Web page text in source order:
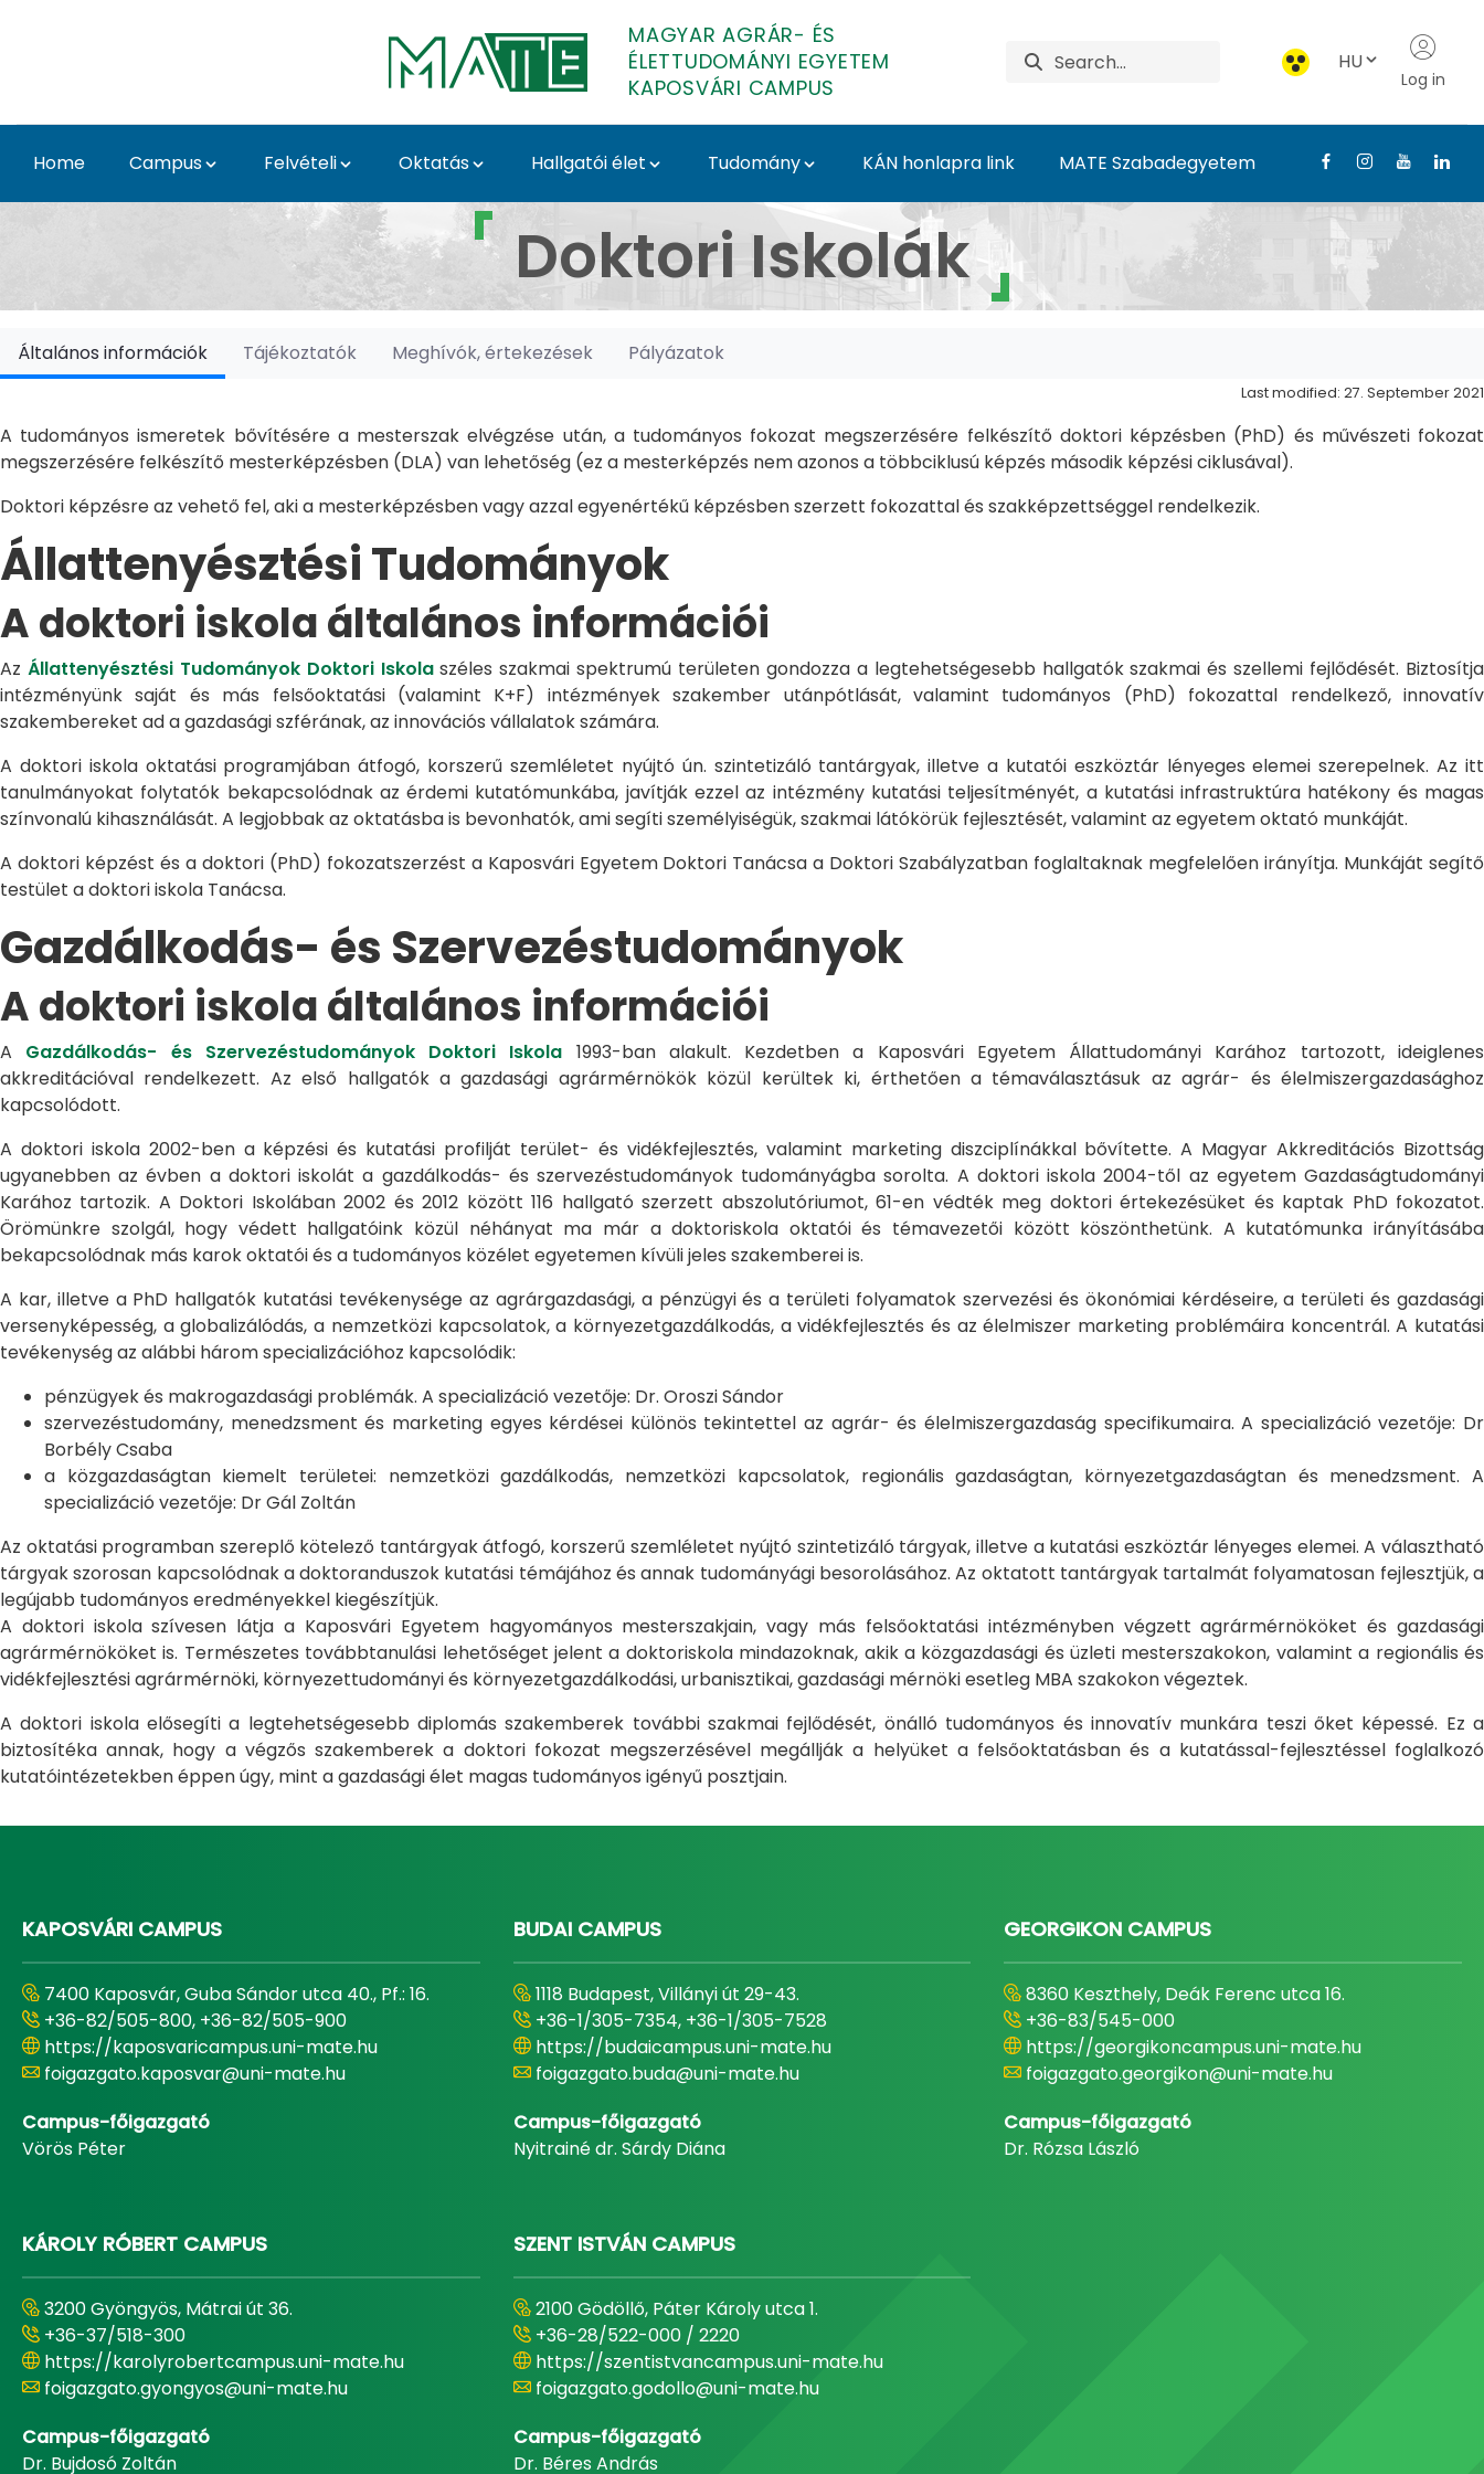
MAGYAR AGRÁR- ÉS
ÉLETTUDOMÁNYI EGYETEM
KAPOSVÁRI CAMPUS
HU
Log in
Home Campus Felvételi Oktatás Hallgatói élet Tudomány KÁN honlapra link MATE Szabadegyetem
Doktori Iskolák - Kaposvári Campus
Doktori Iskolák
Általános információk Tájékoztatók Meghívók, értekezések Pályázatok
Last modified: 27. September 2021
A tudományos ismeretek bővítésére a mesterszak elvégzése után, a tudományos fokozat megszerzésére felkészítő doktori képzésben (PhD) és művészeti fokozat
megszerzésére felkészítő mesterképzésben (DLA) van lehetőség (ez a mesterképzés nem azonos a többciklusú képzés második képzési ciklusával).
Doktori képzésre az vehető fel, aki a mesterképzésben vagy azzal egyenértékű képzésben szerzett fokozattal és szakképzettséggel rendelkezik.
Állattenyésztési Tudományok
A doktori iskola általános információi
Az Állattenyésztési Tudományok Doktori Iskolaszéles szakmai spektrumú területen gondozza a legtehetségesebb hallgatók szakmai és szellemi fejlődését. Biztosítja
intézményünk saját és más felsőoktatási (valamint K+F) intézmények szakember utánpótlását, valamint tudományos (PhD) fokozattal rendelkező, innovatív
szakembereket ad a gazdasági szférának, az innovációs vállalatok számára.
A doktori iskola oktatási programjában átfogó, korszerű szemléletet nyújtó ún. szintetizáló tantárgyak, illetve a kutatói eszköztár lényeges elemei szerepelnek. Az itt
tanulmányokat folytatók bekapcsolódnak az érdemi kutatómunkába, javítják ezzel az intézmény kutatási teljesítményét, a kutatási infrastruktúra hatékony és magas
színvonalú kihasználását. A legjobbak az oktatásba is bevonhatók, ami segíti személyiségük, szakmai látókörük fejlesztését, valamint az egyetem oktató munkáját.
A doktori képzést és a doktori (PhD) fokozatszerzést a Kaposvári Egyetem Doktori Tanácsa a Doktori Szabályzatban foglaltaknak megfelelően irányítja. Munkáját segítő
testület a doktori iskola Tanácsa.
Gazdálkodás- és Szervezéstudományok
A doktori iskola általános információi
A Gazdálkodás- és Szervezéstudományok Doktori Iskola 1993-ban alakult. Kezdetben a Kaposvári Egyetem Állattudományi Karához tartozott, ideiglenes
akkreditációval rendelkezett. Az első hallgatók a gazdasági agrármérnökök közül kerültek ki, érthetően a témaválasztásuk az agrár- és élelmiszergazdasághoz
kapcsolódott.
A doktori iskola 2002-ben a képzési és kutatási profilját terület- és vidékfejlesztés, valamint marketing diszciplínákkal bővítette. A Magyar Akkreditációs Bizottság
ugyanebben az évben a doktori iskolát a gazdálkodás- és szervezéstudományok tudományágba sorolta. A doktori iskola 2004-től az egyetem Gazdaságtudományi
Karához tartozik. A Doktori Iskolában 2002 és 2012 között 116 hallgató szerzett abszolutóriumot, 61-en védték meg doktori értekezésüket és kaptak PhD fokozatot.
Örömünkre szolgál, hogy védett hallgatóink közül néhányat ma már a doktoriskola oktatói és témavezetői között köszönthetünk. A kutatómunka irányításába
bekapcsolódnak más karok oktatói és a tudományos közélet egyetemen kívüli jeles szakemberei is.
A kar, illetve a PhD hallgatók kutatási tevékenysége az agrárgazdasági, a pénzügyi és a területi folyamatok szervezési és ökonómiai kérdéseire, a területi és gazdasági
versenyképesség, a globalizálódás, a nemzetközi kapcsolatok, a környezetgazdálkodás, a vidékfejlesztés és az élelmiszer marketing problémáira koncentrál. A kutatási
tevékenység az alábbi három specializációhoz kapcsolódik:
pénzügyek és makrogazdasági problémák. A specializáció vezetője: Dr. Oroszi Sándor
szervezéstudomány, menedzsment és marketing egyes kérdései különös tekintettel az agrár- és élelmiszergazdaság specifikumaira. A specializáció vezetője: Dr
Borbély Csaba
a közgazdaságtan kiemelt területei: nemzetközi gazdálkodás, nemzetközi kapcsolatok, regionális gazdaságtan, környezetgazdaságtan és menedzsment. A
specializáció vezetője: Dr Gál Zoltán
Az oktatási programban szereplő kötelező tantárgyak átfogó, korszerű szemléletet nyújtó szintetizáló tárgyak, illetve a kutatási eszköztár lényeges elemei. A választható
tárgyak szorosan kapcsolódnak a doktoranduszok kutatási témájához és annak tudományági besorolásához. Az oktatott tantárgyak tartalmát folyamatosan fejlesztjük, a
legújabb tudományos eredményekkel kiegészítjük.
A doktori iskola szívesen látja a Kaposvári Egyetem hagyományos mesterszakjain, vagy más felsőoktatási intézményben végzett agrármérnököket és gazdasági
agrármérnököket is. Természetes továbbtanulási lehetőséget jelent a doktoriskola mindazoknak, akik a közgazdasági és üzleti mesterszakokon, valamint a regionális és
vidékfejlesztési agrármérnöki, környezettudományi és környezetgazdálkodási, urbanisztikai, gazdasági mérnöki esetleg MBA szakokon végeztek.
A doktori iskola elősegíti a legtehetségesebb diplomás szakemberek további szakmai fejlődését, önálló tudományos és innovatív munkára teszi őket képessé. Ez a
biztosítéka annak, hogy a végzős szakemberek a doktori fokozat megszerzésével megállják a helyüket a felsőoktatásban és a kutatással-fejlesztéssel foglalkozó
kutatóintézetekben éppen úgy, mint a gazdasági élet magas tudományos igényű posztjain.
KAPOSVÁRI CAMPUS
7400 Kaposvár, Guba Sándor utca 40., Pf.: 16.
+36-82/505-800, +36-82/505-900
https://kaposvaricampus.uni-mate.hu
foigazgato.kaposvar@uni-mate.hu
Campus-főigazgató
Vörös Péter
BUDAI CAMPUS
1118 Budapest, Villányi út 29-43.
+36-1/305-7354, +36-1/305-7528
https://budaicampus.uni-mate.hu
foigazgato.buda@uni-mate.hu
Campus-főigazgató
Nyitrainé dr. Sárdy Diána
GEORGIKON CAMPUS
8360 Keszthely, Deák Ferenc utca 16.
+36-83/545-000
https://georgikoncampus.uni-mate.hu
foigazgato.georgikon@uni-mate.hu
Campus-főigazgató
Dr. Rózsa László
KÁROLY RÓBERT CAMPUS
3200 Gyöngyös, Mátrai út 36.
+36-37/518-300
https://karolyrobertcampus.uni-mate.hu
foigazgato.gyongyos@uni-mate.hu
Campus-főigazgató
Dr. Bujdosó Zoltán
SZENT ISTVÁN CAMPUS
2100 Gödöllő, Páter Károly utca 1.
+36-28/522-000 / 2220
https://szentistvancampus.uni-mate.hu
foigazgato.godollo@uni-mate.hu
Campus-főigazgató
Dr. Béres András